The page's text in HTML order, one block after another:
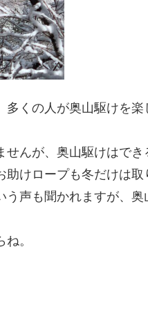
くの人が奥山駆けを
んが、奥山駆けはで
けロープも冬だけは取
う声も聞かれますが、
。